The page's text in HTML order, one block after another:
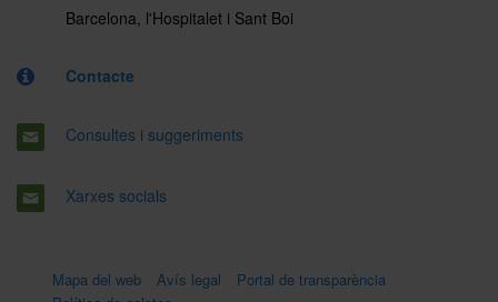
Barcelona, l'Hospitalet i Sant Boi
Contacte
Consultes i suggeriments
Xarxes socials
Mapa del web Avís legal
Portal de transparència